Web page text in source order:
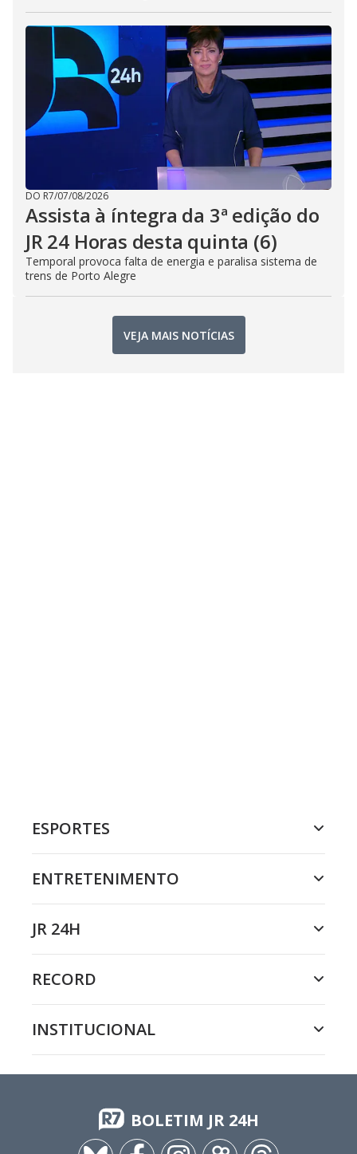
DO R7/07/08/2026
Assista à íntegra da 3ª edição do
JR 24 Horas desta quinta (6)
Temporal provoca falta de energia e paralisa sistema de
trens de Porto Alegre
VEJA MAIS NOTÍCIAS
ESPORTES
ENTRETENIMENTO
JR 24H
RECORD
INSTITUCIONAL
BOLETIM JR 24H